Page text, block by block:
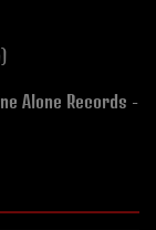
Alone Records -